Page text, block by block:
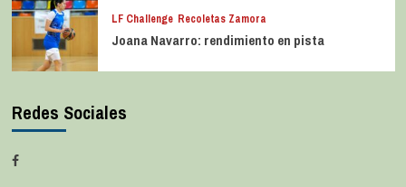
LF Challenge Recoletas Zamora
Joana Navarro: rendimiento en pista
Redes Sociales